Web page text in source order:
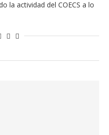
la actividad del COECS a lo